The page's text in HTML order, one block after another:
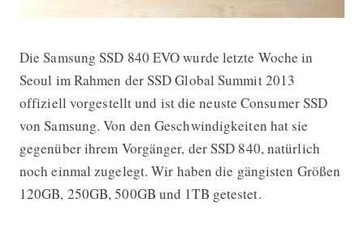
Samsung SSD 840 EVO (120GB,
Die Samsung SSD 840 EVO wurde letzte Woche in
Seoul im Rahmen der SSD Global Summit 2013
offiziell vorgestellt und ist die neuste Consumer SSD
von Samsung. Von den Geschwindigkeiten hat sie
gegenüber ihrem Vorgänger, der SSD 840, natürlich
noch einmal zugelegt. Wir haben die gängisten Größen
120GB, 250GB, 500GB und 1TB getestet.